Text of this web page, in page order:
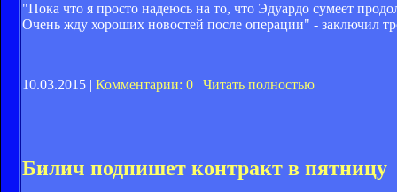
"Пока что я просто надеюсь на то, что Эдуардо сумеет
Очень жду хороших новостей после операции" - заключил
10.03.2015 | Комментарии: 0 | Читать полностью
Билич подпишет контракт в пятницу